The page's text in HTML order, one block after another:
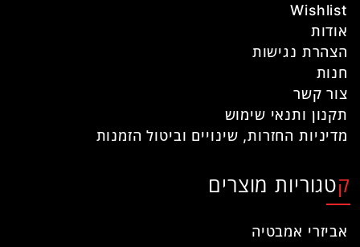
Wishlist
אודות
הצהרת נגישות
חנות
צור קשר
תקנון ותנאי שימוש
מדיניות החזרות, שינויים וביטול הזמנות
קטגוריות מוצרים
אביזרי אמבטיה